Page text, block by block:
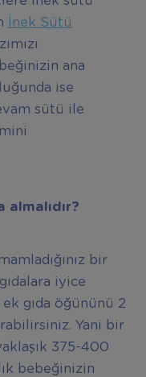
İnek Sütü
ana
ise
sütü ile
almalıdır?
bir
iyice
gıda öğününü 2
Yani bir
375-400
bebeğinizin